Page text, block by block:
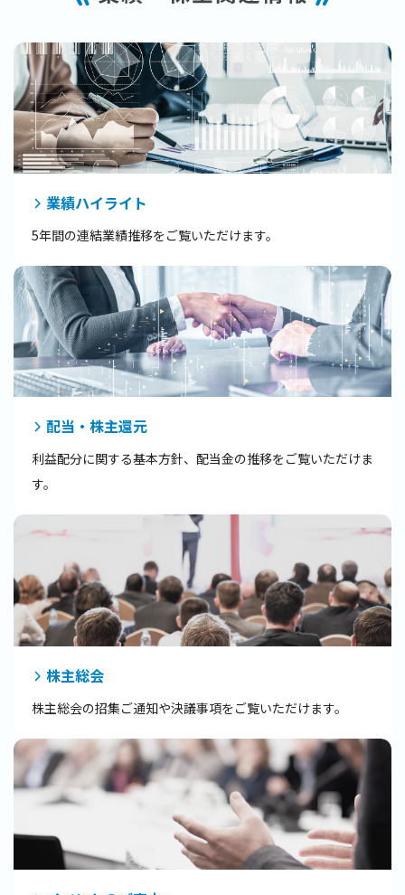
業績ハイライト
5年間の連結業績推移をご覧いただけます。
配当・株主還元
利益配分に関する基本方針、配当金の推移をご覧いただけま
す。
株主総会
株主総会の招集ご通知や決議事項をご覧いただけます。